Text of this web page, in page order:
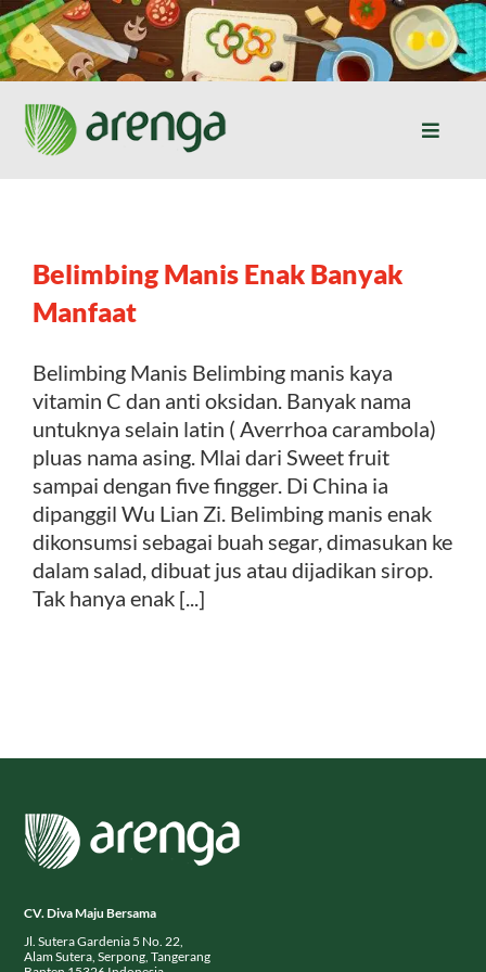
Skip
to
content
Toggle
Resep Masakan
Jurnal
Tentang Kami
Produk
Kontak
Belimbing Manis Enak Banyak
Manfaat
Belimbing Manis Belimbing manis kaya
vitamin C dan anti oksidan. Banyak nama
untuknya selain latin ( Averrhoa carambola)
pluas nama asing. Mlai dari Sweet fruit
sampai dengan five fingger. Di China ia
dipanggil Wu Lian Zi. Belimbing manis enak
dikonsumsi sebagai buah segar, dimasukan ke
dalam salad, dibuat jus atau dijadikan sirop.
Tak hanya enak [...]
CV. Diva Maju Bersama
Jl. Sutera Gardenia 5 No. 22,
Alam Sutera, Serpong, Tangerang